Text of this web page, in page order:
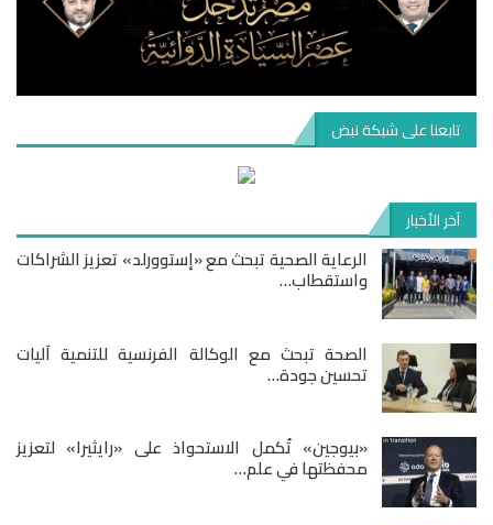
تابعنا على شبكة نبض
آخر الأخبار
الرعاية الصحية تبحث مع «إستوورلد» تعزيز الشراكات
واستقطاب…
الصحة تبحث مع الوكالة الفرنسية للتنمية آليات
تحسين جودة…
«بيوجين» تُكمل الاستحواذ على «رايثيرا» لتعزيز
محفظتها في علم…